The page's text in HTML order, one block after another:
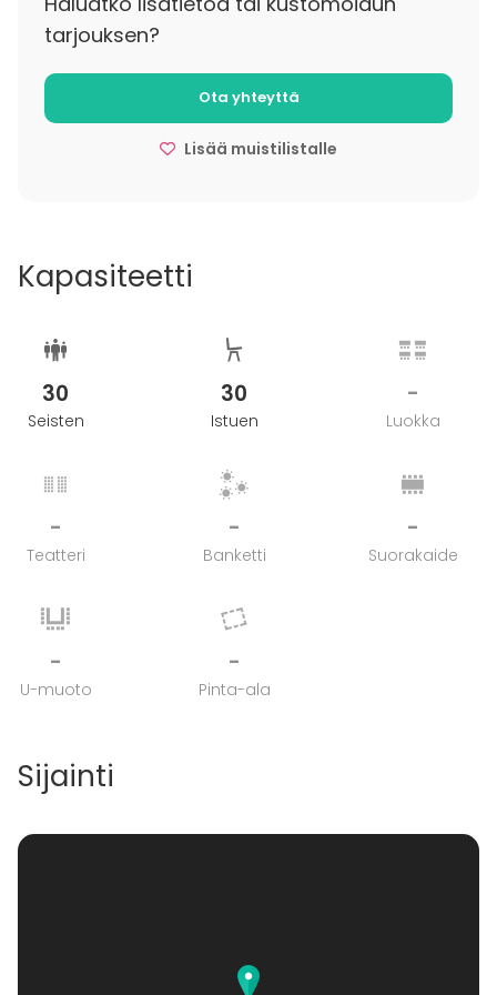
Korjaamon Vintti tarjoaa unohtumattoman
Tilaisuuteenne on mahdollista myös yhdistää
rentouttavia elämyksiä.
tarjouksen?
Ota yhteyttä
Lisää muistilistalle
Kapasiteetti
30
Seisten
30
Istuen
-
Luokka
-
Teatteri
-
Banketti
-
Suorakaide
-
U-muoto
-
Pinta-ala
Sijainti